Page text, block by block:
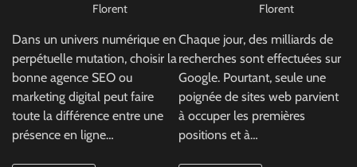
Florent
Dans un univers numérique en
perpétuelle mutation, choisir la
bonne agence SEO ou
marketing digital peut faire
toute la différence entre une
présence en ligne…
Florent
Chaque jour, des milliards de
recherches sont effectuées sur
Google. Pourtant, seule une
poignée de sites web parvient
à occuper les premières
positions et à…